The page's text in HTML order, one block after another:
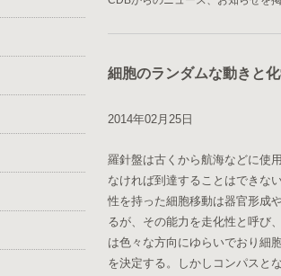
細胞のランダムな動きと
2014年02月25日
羅針盤は古くから航海などに使
なければ到達することはできな
性を持った細胞移動は器官形成
るが、その能力を走化性と呼び
は色々な方向にゆらいでおり細
を決定する。しかしコンパスと